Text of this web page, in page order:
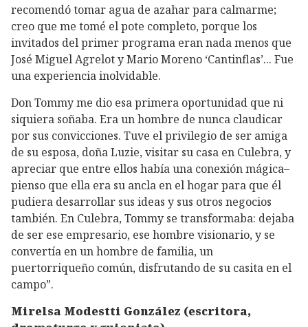
recomendó tomar agua de azahar para calmarme;
creo que me tomé el pote completo, porque los
invitados del primer programa eran nada menos que
José Miguel Agrelot y Mario Moreno ‘Cantinflas’... Fue
una experiencia inolvidable.
Don Tommy me dio esa primera oportunidad que ni
siquiera soñaba. Era un hombre de nunca claudicar
por sus convicciones. Tuve el privilegio de ser amiga
de su esposa, doña Luzie, visitar su casa en Culebra, y
apreciar que entre ellos había una conexión mágica–
pienso que ella era su ancla en el hogar para que él
pudiera desarrollar sus ideas y sus otros negocios
también. En Culebra, Tommy se transformaba: dejaba
de ser ese empresario, ese hombre visionario, y se
convertía en un hombre de familia, un
puertorriqueño común, disfrutando de su casita en el
campo”.
Mirelsa Modestti González (escritora,